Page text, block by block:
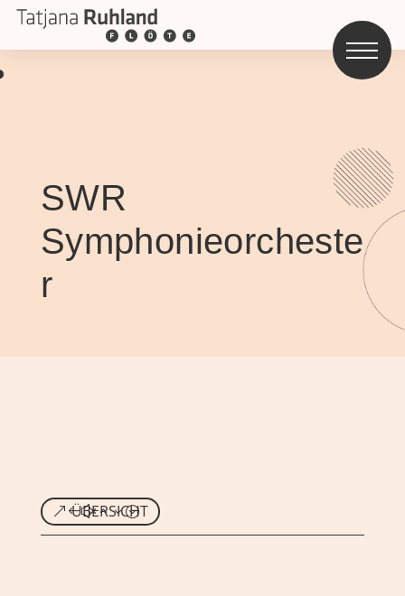
SWR
Symphonieorcheste
r
ÜBERSICHT